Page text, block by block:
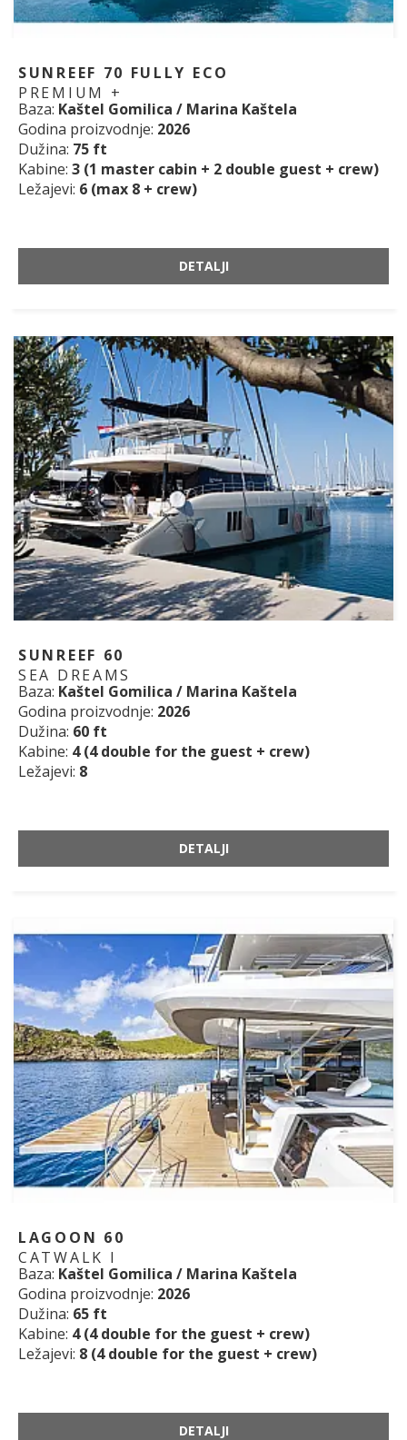
SUNREEF 70 FULLY ECO
PREMIUM +
Baza: Kaštel Gomilica / Marina Kaštela
Godina proizvodnje: 2026
Dužina: 75 ft
Kabine: 3 (1 master cabin + 2 double guest + crew)
Ležajevi: 6 (max 8 + crew)
DETALJI
SUNREEF 60
SEA DREAMS
Baza: Kaštel Gomilica / Marina Kaštela
Godina proizvodnje: 2026
Dužina: 60 ft
Kabine: 4 (4 double for the guest + crew)
Ležajevi: 8
DETALJI
LAGOON 60
CATWALK I
Baza: Kaštel Gomilica / Marina Kaštela
Godina proizvodnje: 2026
Dužina: 65 ft
Kabine: 4 (4 double for the guest + crew)
Ležajevi: 8 (4 double for the guest + crew)
DETALJI